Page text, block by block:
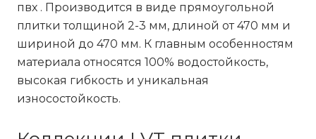
пвх . Производится в виде прямоугольной
плитки толщиной 2-3 мм, длиной от 470 мм и
шириной до 470 мм. К главным особенностям
материала относятся 100% водостойкость,
высокая гибкость и уникальная
износостойкость.